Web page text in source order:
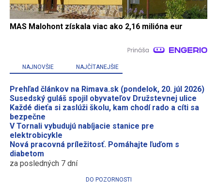
MAS Malohont získala viac ako 2,16 milióna eur
NAJNOVŠIE NAJČÍTANEJŠIE
Prehľad článkov na Rimava.sk (pondelok, 20. júl 2026)
Susedský guláš spojil obyvateľov Družstevnej ulice
Každé dieťa si zaslúži školu, kam chodí rado a cíti sa
bezpečne
V Tornali vybudujú nabíjacie stanice pre
elektrobicykle
Nová pracovná príležitosť. Pomáhajte ľuďom s
diabetom
za posledných 7 dní
DO POZORNOSTI